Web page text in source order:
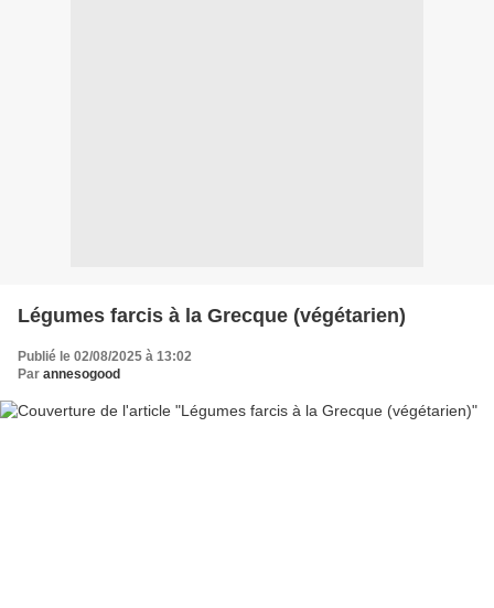
Légumes farcis à la Grecque (végétarien)
Publié le 02/08/2025 à 13:02
Par annesogood